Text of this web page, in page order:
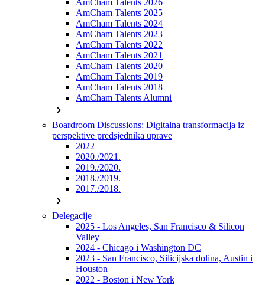
AmCham Talents 2025
AmCham Talents 2024
AmCham Talents 2023
AmCham Talents 2022
AmCham Talents 2021
AmCham Talents 2020
AmCham Talents 2019
AmCham Talents 2018
AmCham Talents Alumni
chevron_right
Boardroom Discussions: Digitalna transformacija iz
perspektive predsjednika uprave
2022
2020./2021.
2019./2020.
2018./2019.
2017./2018.
chevron_right
Delegacije
2025 - Los Angeles, San Francisco & Silicon
Valley
2024 - Chicago i Washington DC
2023 - San Francisco, Silicijska dolina, Austin i
Houston
2022 - Boston i New York